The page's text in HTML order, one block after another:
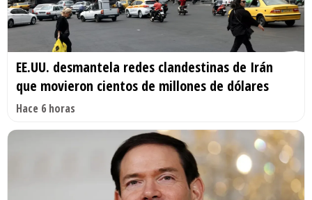
EE.UU. desmantela redes clandestinas de Irán
que movieron cientos de millones de dólares
Hace 6 horas